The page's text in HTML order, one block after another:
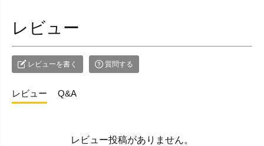
レビュー
レビューを書く 質問する
レビュー Q&A
レビュー投稿がありません。